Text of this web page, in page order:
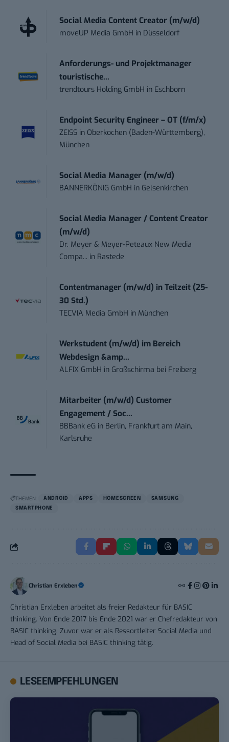
Social Media Content Creator (m/w/d)
moveUP Media GmbH in Düsseldorf
Anforderungs- und Projektmanager
touristische...
trendtours Holding GmbH in Eschborn
Endpoint Security Engineer – OT (f/m/x)
ZEISS in Oberkochen (Baden-Württemberg),
München
Social Media Manager (m/w/d)
BANNERKÖNIG GmbH in Gelsenkirchen
Social Media Manager / Content Creator
(m/w/d)
Dr. Meyer & Meyer-Peteaux New Media
Compa... in Rastede
Contentmanager (m/w/d) in Teilzeit (25-
30 Std.)
TECVIA Media GmbH in München
Werkstudent (m/w/d) im Bereich
Webdesign &amp...
ALFIX GmbH in Großschirma bei Freiberg
Mitarbeiter (m/w/d) Customer
Engagement / Soc...
BBBank eG in Berlin, Frankfurt am Main,
Karlsruhe
THEMEN: ANDROID APPS HOMESCREEN
SAMSUNG
SMARTPHONE
Christian Erxleben
Christian Erxleben arbeitet als freier Redakteur für BASIC
thinking. Von Ende 2017 bis Ende 2021 war er Chefredakteur von
BASIC thinking. Zuvor war er als Ressortleiter Social Media und
Head of Social Media bei BASIC thinking tätig.
LESEEMPFEHLUNGEN